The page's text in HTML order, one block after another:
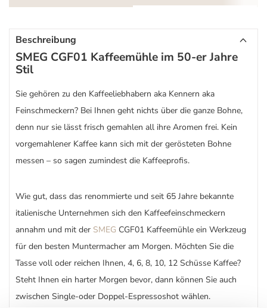
Beschreibung
SMEG CGF01 Kaffeemühle im 50-er Jahre
Stil
Sie gehören zu den Kaffeeliebhabern aka Kennern aka
Feinschmeckern? Bei Ihnen geht nichts über die ganze Bohne,
denn nur sie lässt frisch gemahlen all ihre Aromen frei. Kein
vorgemahlener Kaffee kann sich mit der gerösteten Bohne
messen – so sagen zumindest die Kaffeeprofis.
Wie gut, dass das renommierte und seit 65 Jahre bekannte
italienische Unternehmen sich den Kaffeefeinschmeckern
annahm und mit der SMEG CGF01 Kaffeemühle ein Werkzeug
für den besten Muntermacher am Morgen. Möchten Sie die
Tasse voll oder reichen Ihnen, 4, 6, 8, 10, 12 Schüsse Kaffee?
Steht Ihnen ein harter Morgen bevor, dann können Sie auch
zwischen Single-oder Doppel-Espressoshot wählen.